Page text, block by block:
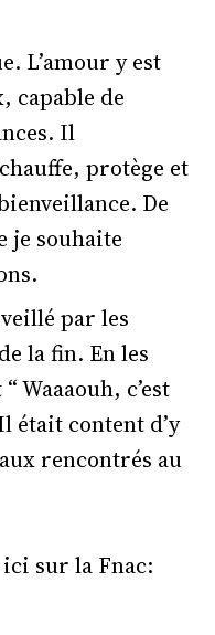
L’amour y est
capable de
Il
protège et
De
je souhaite
par les
la fin. En les
Waaaouh, c’est
était content d’y
rencontrés au
sur la Fnac: